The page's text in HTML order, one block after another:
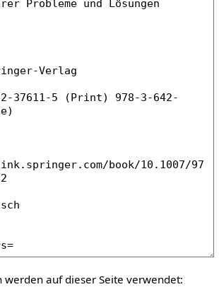
werden auf dieser Seite verwendet: